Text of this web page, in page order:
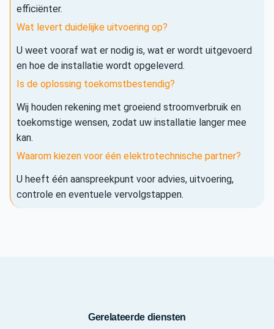
efficiënter.
Wat levert duidelijke uitvoering op?
U weet vooraf wat er nodig is, wat er wordt uitgevoerd
en hoe de installatie wordt opgeleverd.
Is de oplossing toekomstbestendig?
Wij houden rekening met groeiend stroomverbruik en
toekomstige wensen, zodat uw installatie langer mee
kan.
Waarom kiezen voor één elektrotechnische partner?
U heeft één aanspreekpunt voor advies, uitvoering,
controle en eventuele vervolgstappen.
Gerelateerde diensten